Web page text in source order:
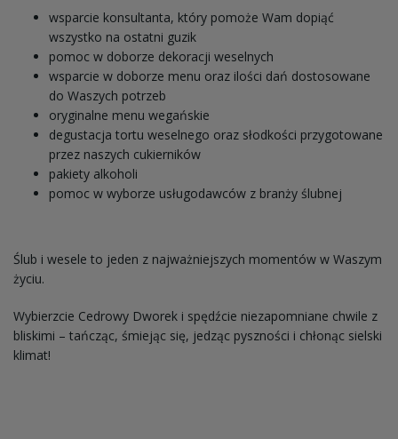
wsparcie konsultanta, który pomoże Wam dopiąć
wszystko na ostatni guzik
pomoc w doborze dekoracji weselnych
wsparcie w doborze menu oraz ilości dań dostosowane
do Waszych potrzeb
oryginalne menu wegańskie
degustacja tortu weselnego oraz słodkości przygotowane
przez naszych cukierników
pakiety alkoholi
pomoc w wyborze usługodawców z branży ślubnej
Ślub i wesele to jeden z najważniejszych momentów w Waszym
życiu.
Wybierzcie Cedrowy Dworek i spędźcie niezapomniane chwile z
bliskimi – tańcząc, śmiejąc się, jedząc pyszności i chłonąc sielski
klimat!